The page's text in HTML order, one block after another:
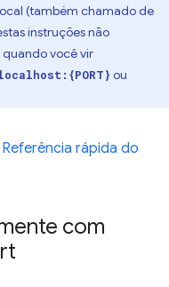
(também chamado de
instruções não
você vir
ou
Referência rápida do
com